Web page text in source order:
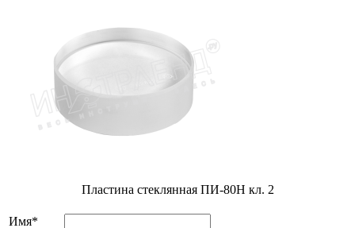
Пластина стеклянная ПИ-80Н кл. 2
Имя*